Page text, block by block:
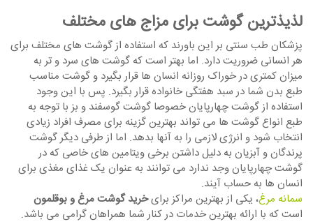
لذیذترین گوشت برای مزاج های مختلف
پزشکان طب سنتی بر این باورند که استفاده از گوشت های مختلف برای
هر انسانی ضروریت دارد. اما بهتر است که گوشت های سرد و تر به
میزان کمتری در خوراک روزانه انسان ها قرار بگیرد و گوشت مناسب
طبع بدن شما در سبد هفتگی خانواده قرار بگیرد. پس با این وجود
استفاده از گوشت چهارپایان خصوصا گوشت گوسفند و بز با توجه به
طبع انواع گوشت ها می تواند بهترین گزینه برای مصرف افراد زیادی
انتخاب شود و انرژی لازمی را به آنها بدهد. اما از طرفی دیگر گوشت
پرندگان و آبزیان به دلیل داشتن برخی ویتامین های خاصی که در
گوشت چهارپایان وجد ندارد می توانند به عنوان یک غذای مغذی برای
انسان ها به حساب آیند.
سمانه مرغ، یکی از بهترین مراکز برایخرید گوشت مرغ و بوقلمون
است که با ارائه بهترین خدمات در کنار شما همراهان گرامی می باشد.